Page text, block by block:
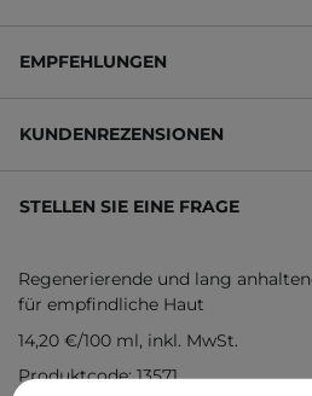
EMPFEHLUNGEN
KUNDENREZENSIONEN
STELLEN SIE EINE FRAGE
Regenerierende und lang
für empfindliche Haut
14,20 €/100 ml, inkl. MwSt.
Produktcode: 13571